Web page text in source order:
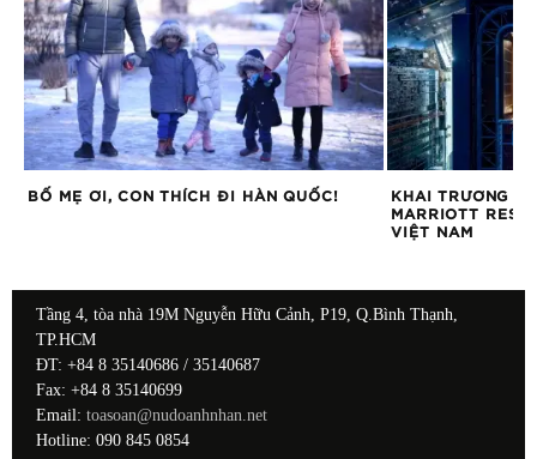
BỐ MẸ ƠI, CON THÍCH ĐI HÀN QUỐC!
KHAI TRƯƠNG
MARRIOTT
VIỆT NAM
Tầng 4, tòa nhà 19M Nguyễn Hữu Cảnh, P19, Q.Bình Thạnh,
TP.HCM
ĐT: +84 8 35140686 / 35140687
Fax: +84 8 35140699
Email: toasoan@nudoanhnhan.net
Hotline: 090 845 0854